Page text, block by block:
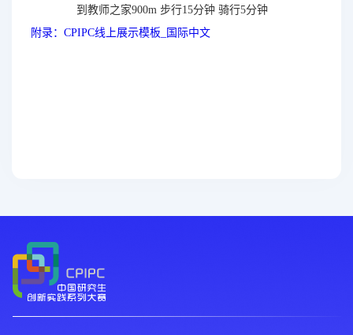
到教师之家900m 步行15分钟 骑行5分钟
附录：CPIPC线上展示模板_国际中文